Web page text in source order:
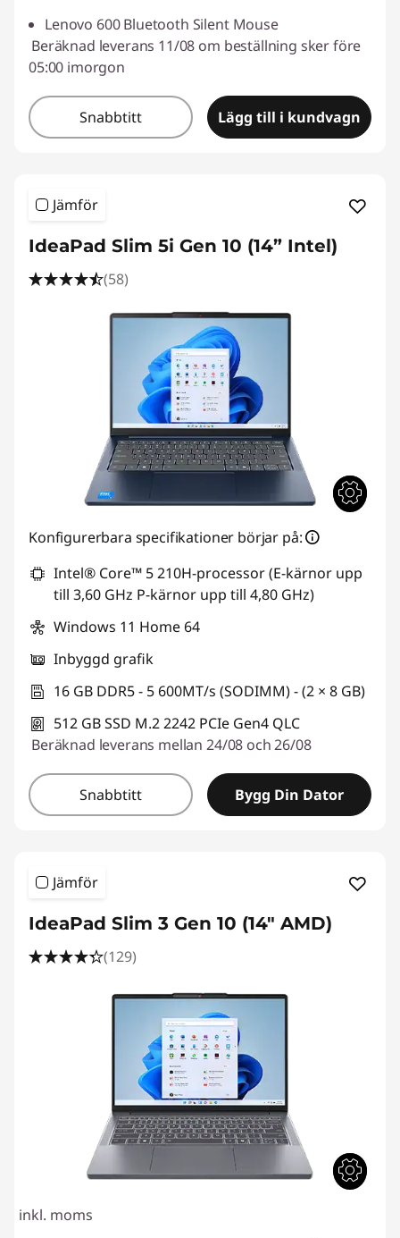
Lenovo 600 Bluetooth Silent Mouse
Beräknad leverans 11/08 om beställning sker före
05:00 imorgon
Snabbtitt Lägg till i kundvagn
Jämför
IdeaPad Slim 5i Gen 10 (14” Intel)
(58)
Konfigurerbara specifikationer börjar på:
Intel® Core™ 5 210H-processor (E-kärnor upp
till 3,60 GHz P-kärnor upp till 4,80 GHz)
Windows 11 Home 64
Inbyggd grafik
16 GB DDR5 - 5 600MT/s (SODIMM) - (2 × 8 GB)
512 GB SSD M.2 2242 PCIe Gen4 QLC
Beräknad leverans mellan 24/08 och 26/08
Snabbtitt Bygg Din Dator
Jämför
IdeaPad Slim 3 Gen 10 (14" AMD)
(129)
inkl. moms